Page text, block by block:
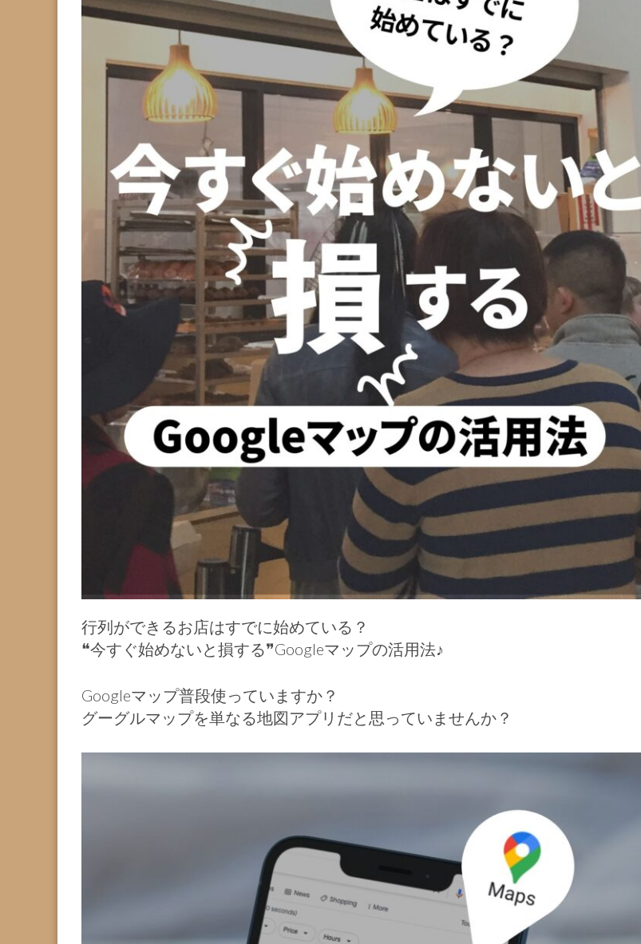
行列ができるお店はすでに始めている？
❝今すぐ始めないと損する❞Googleマップの活用法♪
Googleマップ普段使っていますか？
グーグルマップを単なる地図アプリだと思っていませんか？